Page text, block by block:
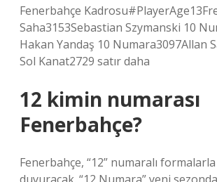
Fenerbahçe
Saha3153Sebastian Szymanski 10
Hakan Yandaş 10 Numara3097Allan
Sol Kanat2729 satır daha
12 kimin numarası
Fenerbahçe?
Fenerbahçe, “12” numaralı